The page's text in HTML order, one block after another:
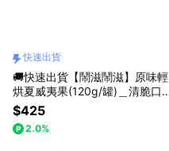
快速出貨
🚚快速出貨【鬧滋鬧滋】原味輕
烘夏威夷果(120g/罐)＿清脆口
感．淡淡奶香＿天然滋味
$425
2.0%